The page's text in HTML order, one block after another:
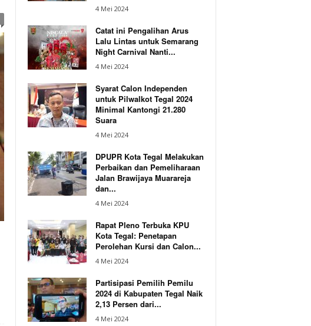
4 Mei 2024
Catat ini Pengalihan Arus
Lalu Lintas untuk Semarang
Night Carnival Nanti...
4 Mei 2024
Syarat Calon Independen
untuk Pilwalkot Tegal 2024
Minimal Kantongi 21.280
Suara
4 Mei 2024
DPUPR Kota Tegal Melakukan
Perbaikan dan Pemeliharaan
Jalan Brawijaya Muarareja
dan...
4 Mei 2024
Rapat Pleno Terbuka KPU
Kota Tegal: Penetapan
Perolehan Kursi dan Calon...
4 Mei 2024
Partisipasi Pemilih Pemilu
2024 di Kabupaten Tegal Naik
2,13 Persen dari...
4 Mei 2024